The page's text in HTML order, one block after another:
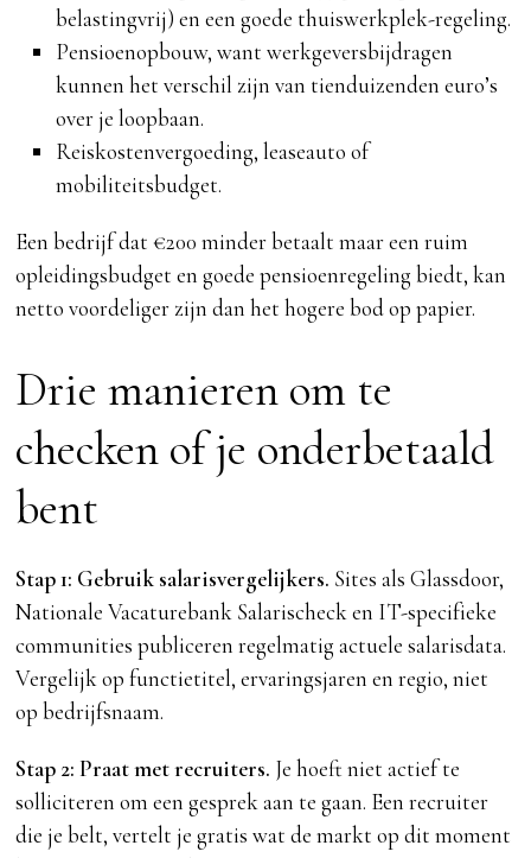
belastingvrij) en een goede thuiswerkplek-regeling.
Pensioenopbouw, want werkgeversbijdragen
kunnen het verschil zijn van tienduizenden euro’s
over je loopbaan.
Reiskostenvergoeding, leaseauto of
mobiliteitsbudget.
Een bedrijf dat €200 minder betaalt maar een ruim
opleidingsbudget en goede pensioenregeling biedt, kan
netto voordeliger zijn dan het hogere bod op papier.
Drie manieren om te
checken of je onderbetaald
bent
Stap 1: Gebruik salarisvergelijkers. Sites als Glassdoor,
Nationale Vacaturebank Salarischeck en IT-specifieke
communities publiceren regelmatig actuele salarisdata.
Vergelijk op functietitel, ervaringsjaren en regio, niet
op bedrijfsnaam.
Stap 2: Praat met recruiters. Je hoeft niet actief te
solliciteren om een gesprek aan te gaan. Een recruiter
die je belt, vertelt je gratis wat de markt op dit moment